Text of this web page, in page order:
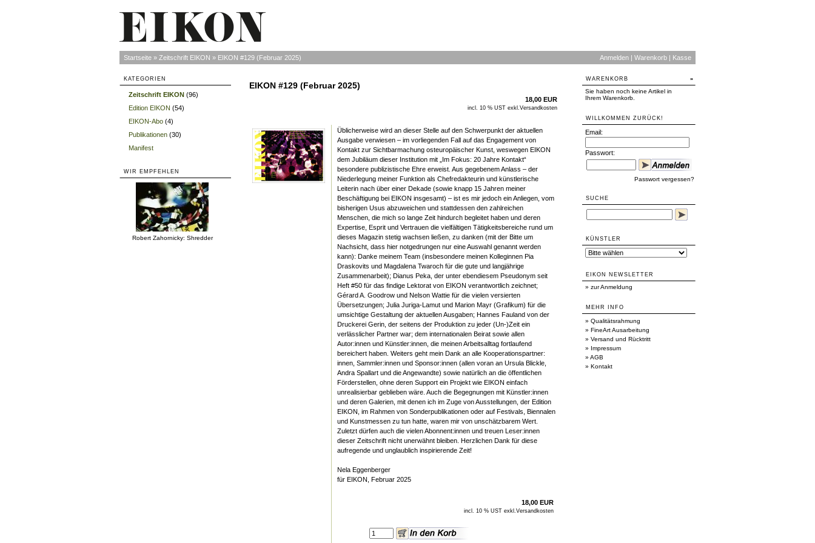
Startseite » Zeitschrift EIKON » EIKON #129 (Februar 2025) Anmelden | Warenkorb | Kasse
KATEGORIEN
Zeitschrift EIKON (96)
Edition EIKON (54)
EIKON-Abo (4)
Publikationen (30)
Manifest
WIR EMPFEHLEN
Robert Zahornicky: Shredder
EIKON #129 (Februar 2025)
18,00 EUR
incl. 10 % UST exkl.Versandkosten
Üblicherweise wird an dieser Stelle auf den Schwerpunkt der aktuellen
Ausgabe verwiesen – im vorliegenden Fall auf das Engagement von
Kontakt zur Sichtbarmachung osteuropäischer Kunst, weswegen EIKON
dem Jubiläum dieser Institution mit „Im Fokus: 20 Jahre Kontakt“
besondere publizistische Ehre erweist. Aus gegebenem Anlass – der
Niederlegung meiner Funktion als Chefredakteurin und künstlerische
Leiterin nach über einer Dekade (sowie knapp 15 Jahren meiner
Beschäftigung bei EIKON insgesamt) – ist es mir jedoch ein Anliegen, vom
bisherigen Usus abzuweichen und stattdessen den zahlreichen
Menschen, die mich so lange Zeit hindurch begleitet haben und deren
Expertise, Esprit und Vertrauen die vielfältigen Tätigkeitsbereiche rund um
dieses Magazin stetig wachsen ließen, zu danken (mit der Bitte um
Nachsicht, dass hier notgedrungen nur eine Auswahl genannt werden
kann): Danke meinem Team (insbesondere meinen Kolleginnen Pia
Draskovits und Magdalena Twaroch für die gute und langjährige
Zusammenarbeit); Dianus Peka, der unter ebendiesem Pseudonym seit
Heft #50 für das findige Lektorat von EIKON verantwortlich zeichnet;
Gérard A. Goodrow und Nelson Wattie für die vielen versierten
Übersetzungen; Julia Juriga-Lamut und Marion Mayr (Grafikum) für die
umsichtige Gestaltung der aktuellen Ausgaben; Hannes Fauland von der
Druckerei Gerin, der seitens der Produktion zu jeder (Un-)Zeit ein
verlässlicher Partner war; dem internationalen Beirat sowie allen
Autor:innen und Künstler:innen, die meinen Arbeitsalltag fortlaufend
bereichert haben. Weiters geht mein Dank an alle Kooperationspartner:
innen, Sammler:innen und Sponsor:innen (allen voran an Ursula Blickle,
Andra Spallart und die Angewandte) sowie natürlich an die öffentlichen
Förderstellen, ohne deren Support ein Projekt wie EIKON einfach
unrealisierbar geblieben wäre. Auch die Begegnungen mit Künstler:innen
und deren Galerien, mit denen ich im Zuge von Ausstellungen, der Edition
EIKON, im Rahmen von Sonderpublikationen oder auf Festivals, Biennalen
und Kunstmessen zu tun hatte, waren mir von unschätzbarem Wert.
Zuletzt dürfen auch die vielen Abonnent:innen und treuen Leser:innen
dieser Zeitschrift nicht unerwähnt bleiben. Herzlichen Dank für diese
aufregende und unglaublich inspirierende Zeit!
Nela Eggenberger
für EIKON, Februar 2025
18,00 EUR
incl. 10 % UST exkl.Versandkosten
WARENKORB »
Sie haben noch keine Artikel in
Ihrem Warenkorb.
WILLKOMMEN ZURÜCK!
Email:
Passwort:
Passwort vergessen?
SUCHE
KÜNSTLER
EIKON NEWSLETTER
» zur Anmeldung
MEHR INFO
» Qualitätsrahmung
» FineArt Ausarbeitung
» Versand und Rücktritt
» Impressum
» AGB
» Kontakt